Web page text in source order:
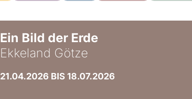
Ein Bild der Erde
Ekkeland Götze
21.04.2026 BIS 18.07.2026